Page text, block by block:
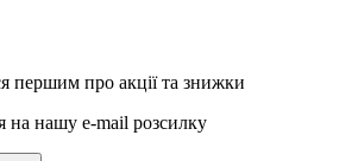
першим про акції та знижки
на нашу e-mail розсилку